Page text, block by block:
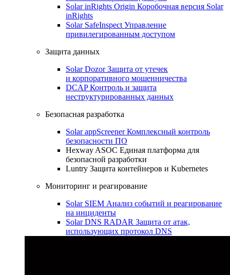
Solar inRights Origin Коробочная версия Solar
inRights
Solar SafeInspect Управление
привилегированным доступом
Защита данных
Solar DozorЗащита от утечек
и корпоративного мошенничества
DCAPКонтроль и защита
неструктурированных данных
Безопасная разработка
Solar appScreenerКомплексный контроль
безопасности ПО
Hexway ASOC Единая платформа для
безопасной разработки
Luntry Защита контейнеров и Kubernetes
Мониторинг и реагирование
Solar SIEM Анализ событий и реагирование
на инциденты
Solar DNS RADAR Защита от атак,
использующих протокол DNS